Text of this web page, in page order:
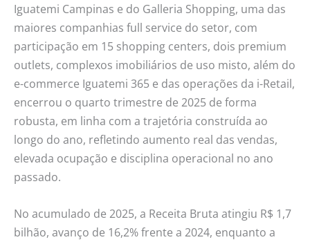
Iguatemi Campinas e do Galleria Shopping, uma das
maiores companhias full service do setor, com
participação em 15 shopping centers, dois premium
outlets, complexos imobiliários de uso misto, além do
e-commerce Iguatemi 365 e das operações da i-Retail,
encerrou o quarto trimestre de 2025 de forma
robusta, em linha com a trajetória construída ao
longo do ano, refletindo aumento real das vendas,
elevada ocupação e disciplina operacional no ano
passado.
No acumulado de 2025, a Receita Bruta atingiu R$ 1,7
bilhão, avanço de 16,2% frente a 2024, enquanto a